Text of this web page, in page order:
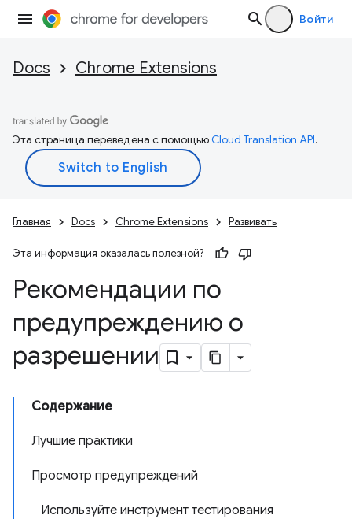
Войти
Docs Chrome Extensions
Эта страница переведена с помощьюCloud Translation API.
Главная Docs Chrome Extensions Развивать
Эта информация оказалась полезной?
Рекомендации по
предупреждению о
разрешении
Содержание
Лучшие практики
Просмотр предупреждений
Используйте инструмент тестирования